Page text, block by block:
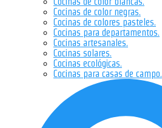
Cocinas de color negras.
Cocinas de colores pasteles.
Cocinas para departamentos.
Cocinas artesanales.
Cocinas solares.
Cocinas ecológicas.
Cocinas para casas de campo.